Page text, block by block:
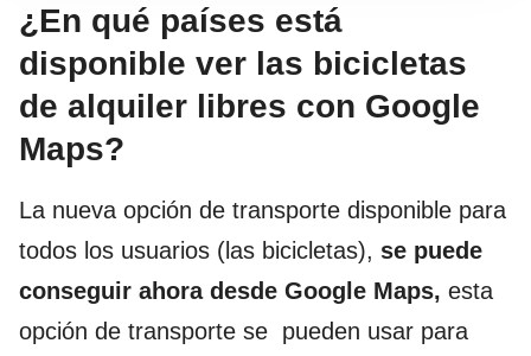
¿En qué países está
disponible ver las bicicletas
de alquiler libres con Google
Maps?
La nueva opción de transporte disponible para
todos los usuarios (las bicicletas), se puede
conseguir ahora desde Google Maps, esta
opción de transporte se pueden usar para